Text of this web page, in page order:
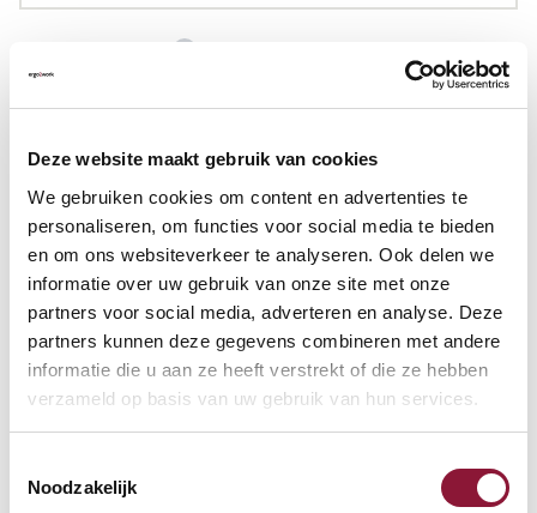
Deze website maakt gebruik van cookies
We gebruiken cookies om content en advertenties te
personaliseren, om functies voor social media te bieden
en om ons websiteverkeer te analyseren. Ook delen we
informatie over uw gebruik van onze site met onze
partners voor social media, adverteren en analyse. Deze
partners kunnen deze gegevens combineren met andere
informatie die u aan ze heeft verstrekt of die ze hebben
verzameld op basis van uw gebruik van hun services.
Noodzakelijk
VOETENRING ?
VOETENSTER IN GEPOLIJST ALUMINIUM ?
Beschikbaar
Levertijd: 3-6 weken